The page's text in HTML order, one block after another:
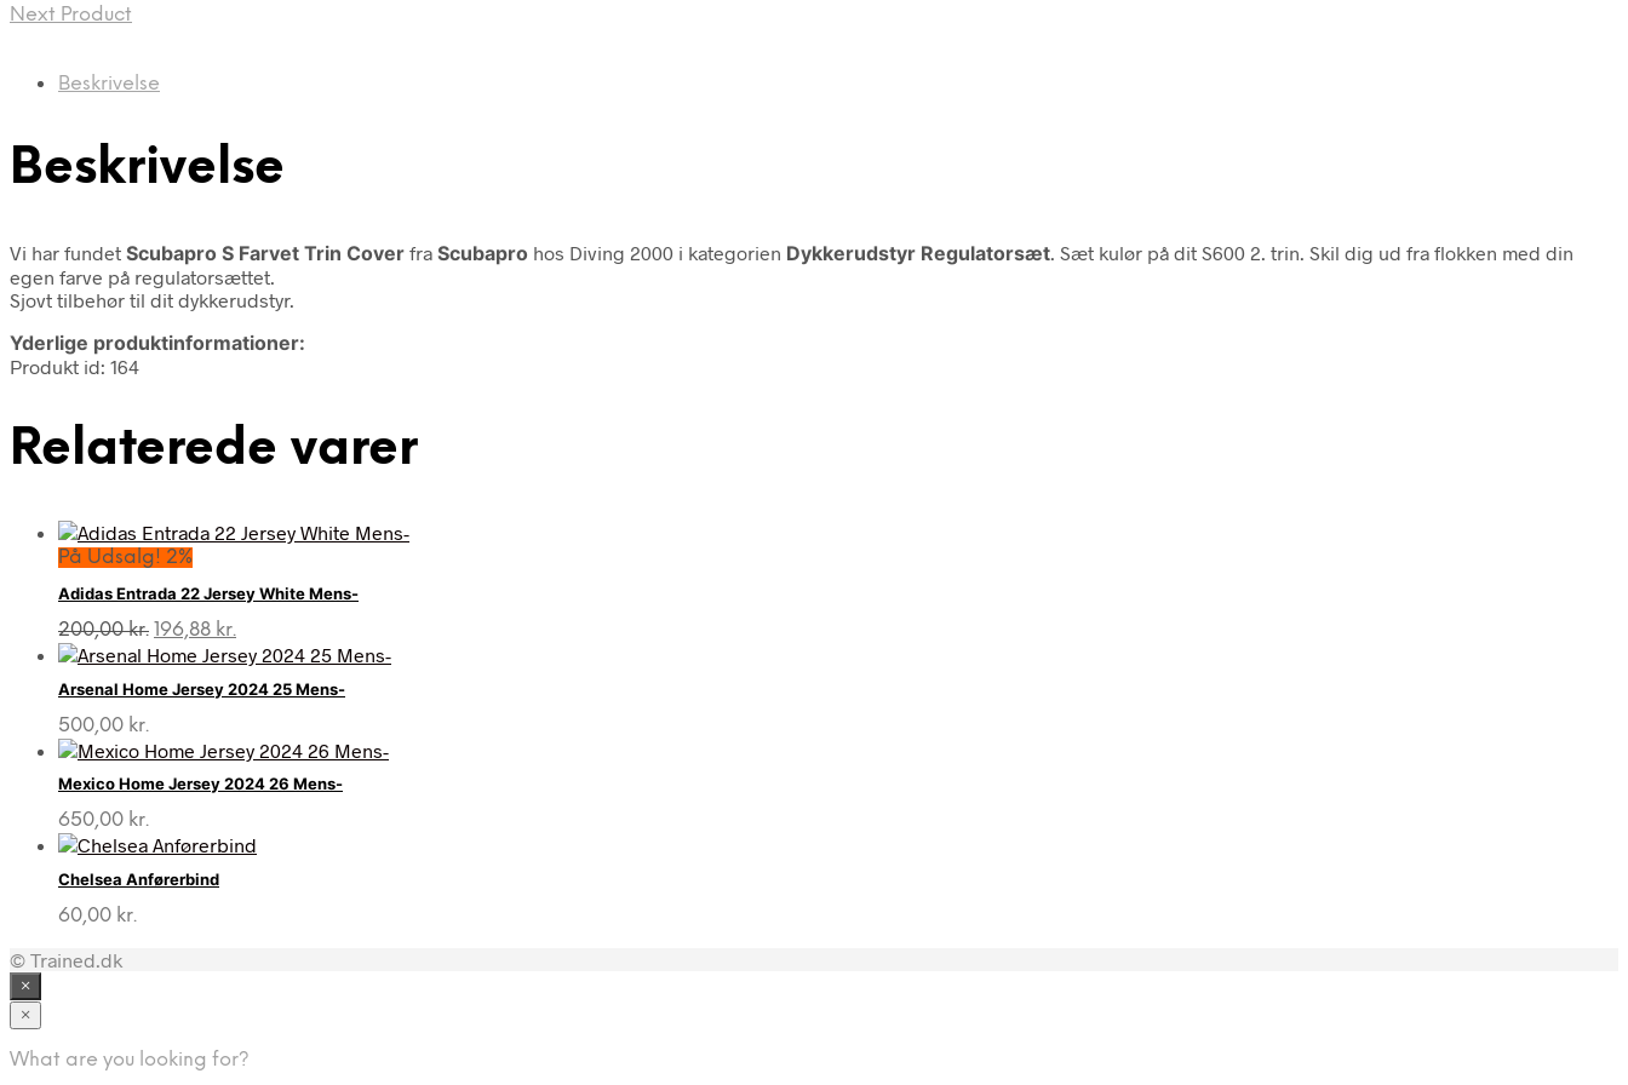
Next Product
Beskrivelse
Beskrivelse
Vi har fundet Scubapro S Farvet Trin Cover fra Scubapro hos Diving 2000 i kategorien Dykkerudstyr Regulatorsæt . Sæt kulør på dit S600 2. trin. Skil dig ud fra flokken med din
egen farve på regulatorsættet.
Sjovt tilbehør til dit dykkerudstyr.
Yderlige produktinformationer:
Produkt id: 164
Relaterede varer
På Udsalg! 2%
Adidas Entrada 22 Jersey White Mens-
200,00kr. Den
oprindelige
var:
196,88 kr.
aktuelle
er:
Arsenal Home Jersey 2024 25 Mens-
500,00 kr.
Mexico Home Jersey 2024 26 Mens-
650,00 kr.
Chelsea Anførerbind
60,00 kr.
© Trained.dk
×
×
What are you looking for?